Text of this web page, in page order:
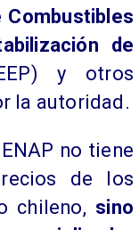
Combustibles
de
y otros
la autoridad.
no tiene
de los
chileno, sino